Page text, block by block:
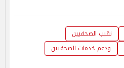
نقيب الصحفيين
ودعم خدمات الصحفيين